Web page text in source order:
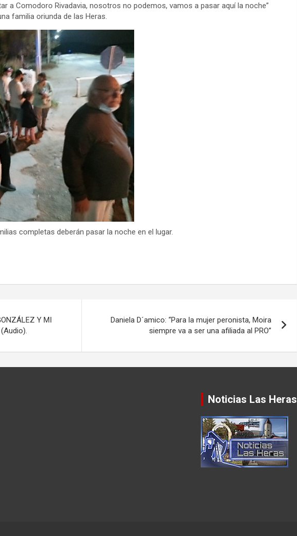
a Comodoro Rivadavia, nosotros no podemos, vamos a pasar aquí la noche”
familia oriunda de las Heras.
completas deberán pasar la noche en el lugar.
Y MI
(Audio).
Daniela D´amico: “Para la mujer peronista, Moira
siempre va a ser una afiliada al PRO”
Noticias Las Heras